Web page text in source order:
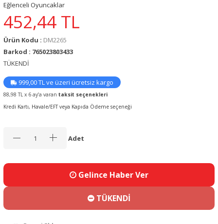
Eğlenceli Oyuncaklar
452,44 TL
Ürün Kodu : DM2265
Barkod : 765023803433
TÜKENDİ
999,00 TL ve üzeri ücretsiz kargo
88,98 TL x 6 ay’a varan taksit seçenekleri
Kredi Kartı, Havale/EFT veya Kapıda Ödeme seçeneği
Adet
Gelince Haber Ver
TÜKENDİ